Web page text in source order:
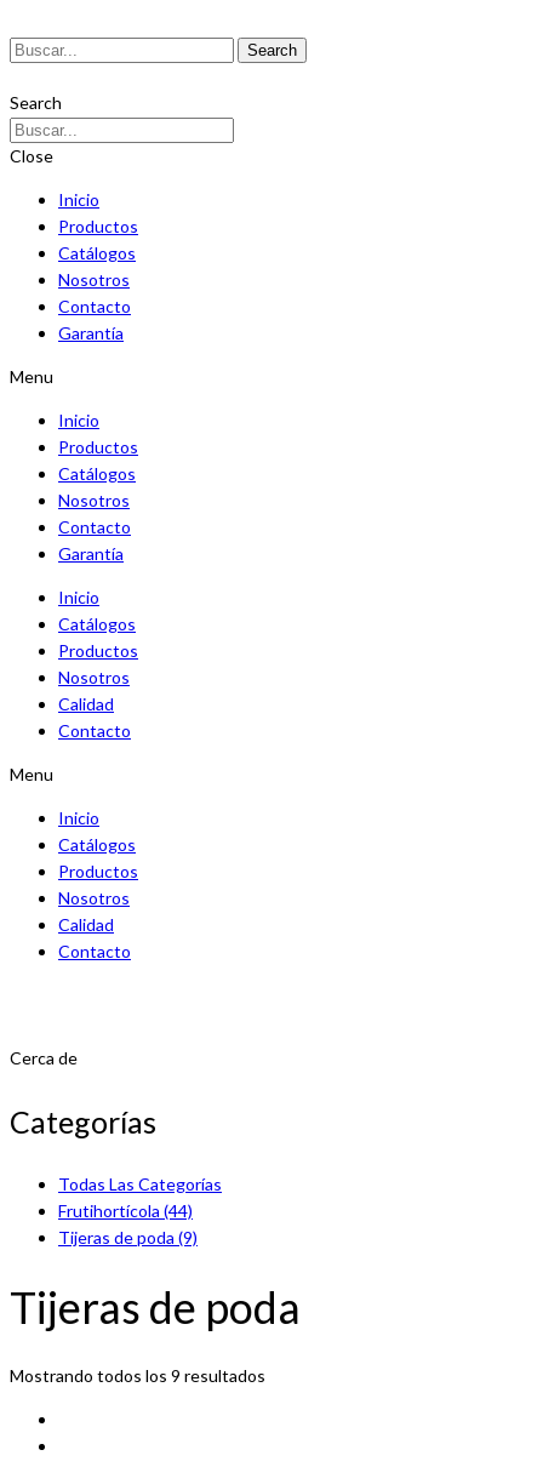
Search
Search
Close
Inicio
Productos
Catálogos
Nosotros
Contacto
Garantía
Menu
Inicio
Productos
Catálogos
Nosotros
Contacto
Garantía
Inicio
Catálogos
Productos
Nosotros
Calidad
Contacto
Menu
Inicio
Catálogos
Productos
Nosotros
Calidad
Contacto
Cerca de
Categorías
Todas Las Categorías
Frutihortícola (44)
Tijeras de poda (9)
Tijeras de poda
Mostrando todos los 9 resultados